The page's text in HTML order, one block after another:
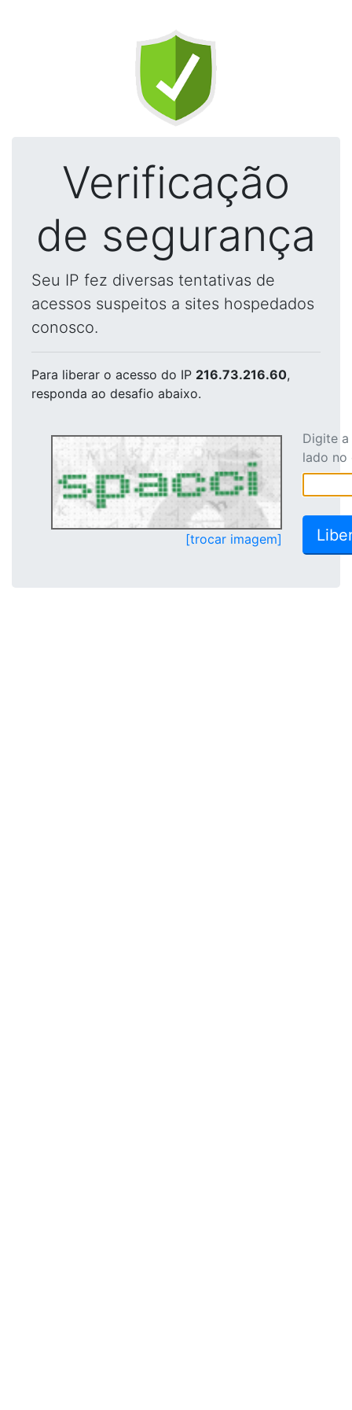
Verificação
de segurança
Seu IP fez diversas tentativas de
acessos suspeitos a sites hospedados
conosco.
Para liberar o acesso do IP 216.73.216.60,
responda ao desafio abaixo.
[trocar imagem]
Digite
lado no